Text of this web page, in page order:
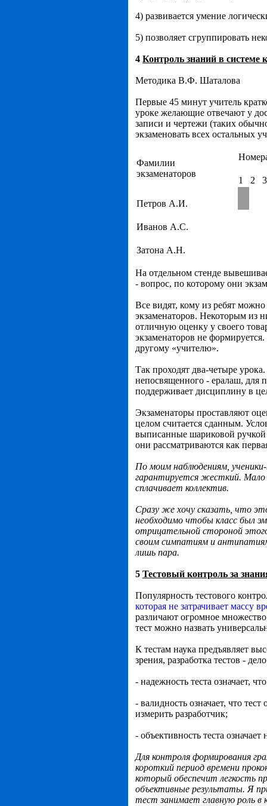
4) развивается умение
5) позволяет сгруппировать
4 Контроль знаний в системе
Методика В.Ф. Шаталова
Первые 45 минут учитель
уроке желающие отвечают у
записи и чертежи (таких
экзаменовать всех остальных
Фамилии
экзаменаторов
1 2 3
Петров А.И.
Иванов А.С.
Затона А.Н.
На отдельном стенде
- вопрос, по которому они
Все видят, кому из ребят
экзаменаторов. Некоторым из
отличную оценку у своего
экзаменаторов не
другому «учителю».
Так проходят два-четыре
непосвященного - ералаш, для
поддерживает дисциплину в
Экзаменаторы проставляют
целом считается сданным.
выписанные шариковой
они рассматриваются как
По моим наблюдениям,
гарантируется жесткий. Мало
сплачивает коллектив.
Сразу же хочу сказать, что
необходимо чтобы класс был
отрицательной стороной
своим симпатиям и
лишь пара.
5 Тестовый контроль за
Популярность тестового
которая не затрачивает массу
различают огромное
тест можно назвать
К тестам наука предъявляет
зрения, разработка тестов -
- надежность теста означает,
- валидность означает, что
измерить разработчик;
- объективность теста
Для контроля формирования
короткий период времени
который обеспечит легкость
объективные результаты. Я
тест занимает главную роль в